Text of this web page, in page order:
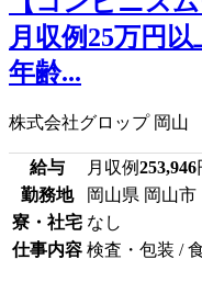
月収例25万円
年齢...
株式会社グロップ 岡山
給与 月収例253,946
勤務地
岡山県 岡山市
寮・社宅 なし
仕事内容 検査・包装 /